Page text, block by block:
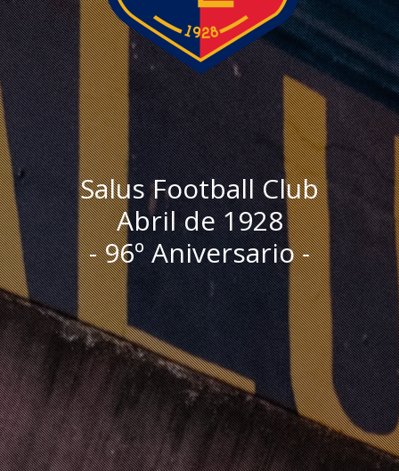
I
Salus Football Club
Abril de 1928
- 96º Aniversario -